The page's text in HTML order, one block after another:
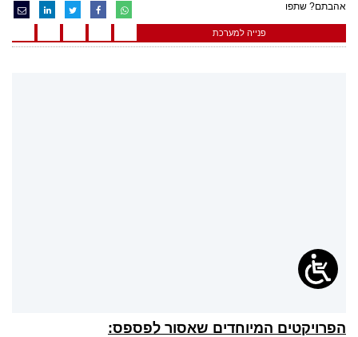
אהבתם? שתפו
פנייה למערכת
הפרויקטים המיוחדים שאסור לפספס: